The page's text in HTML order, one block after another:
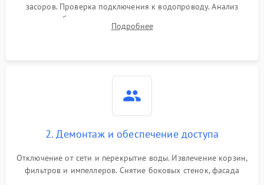
засоров. Проверка подключения к водопроводу. Анализ
жалоб на отсутствие слива, нагрева, вращения
разбрызгивателей или срабатывание системы защиты
Подробнее
2. Демонтаж и обеспечение доступа
Отключение от сети и перекрытие воды. Извлечение корзин,
фильтров и импеллеров. Снятие боковых стенок, фасада